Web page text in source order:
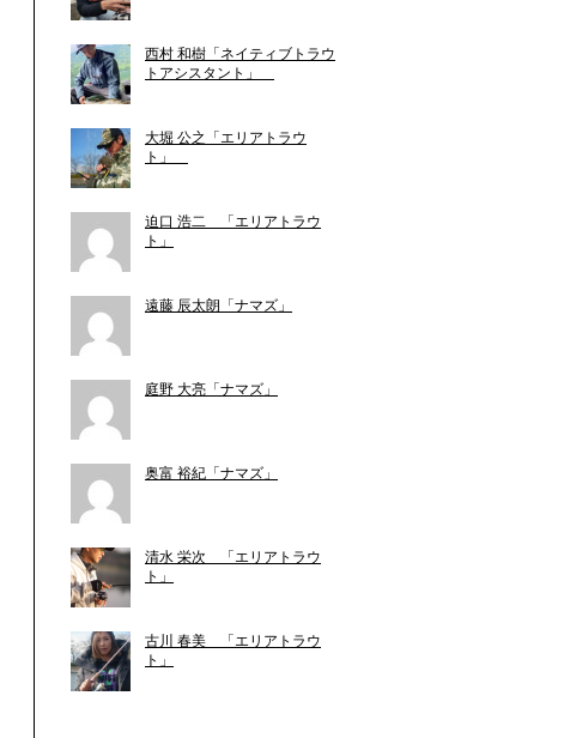
西村 和樹「ネイティブトラウ
トアシスタント」
大堀 公之「エリアトラウ
ト」
迫口 浩二 「エリアトラウ
ト」
遠藤 辰太朗「ナマズ」
庭野 大亮「ナマズ」
奥富 裕紀「ナマズ」
清水 栄次 「エリアトラウ
ト」
古川 春美 「エリアトラウ
ト」